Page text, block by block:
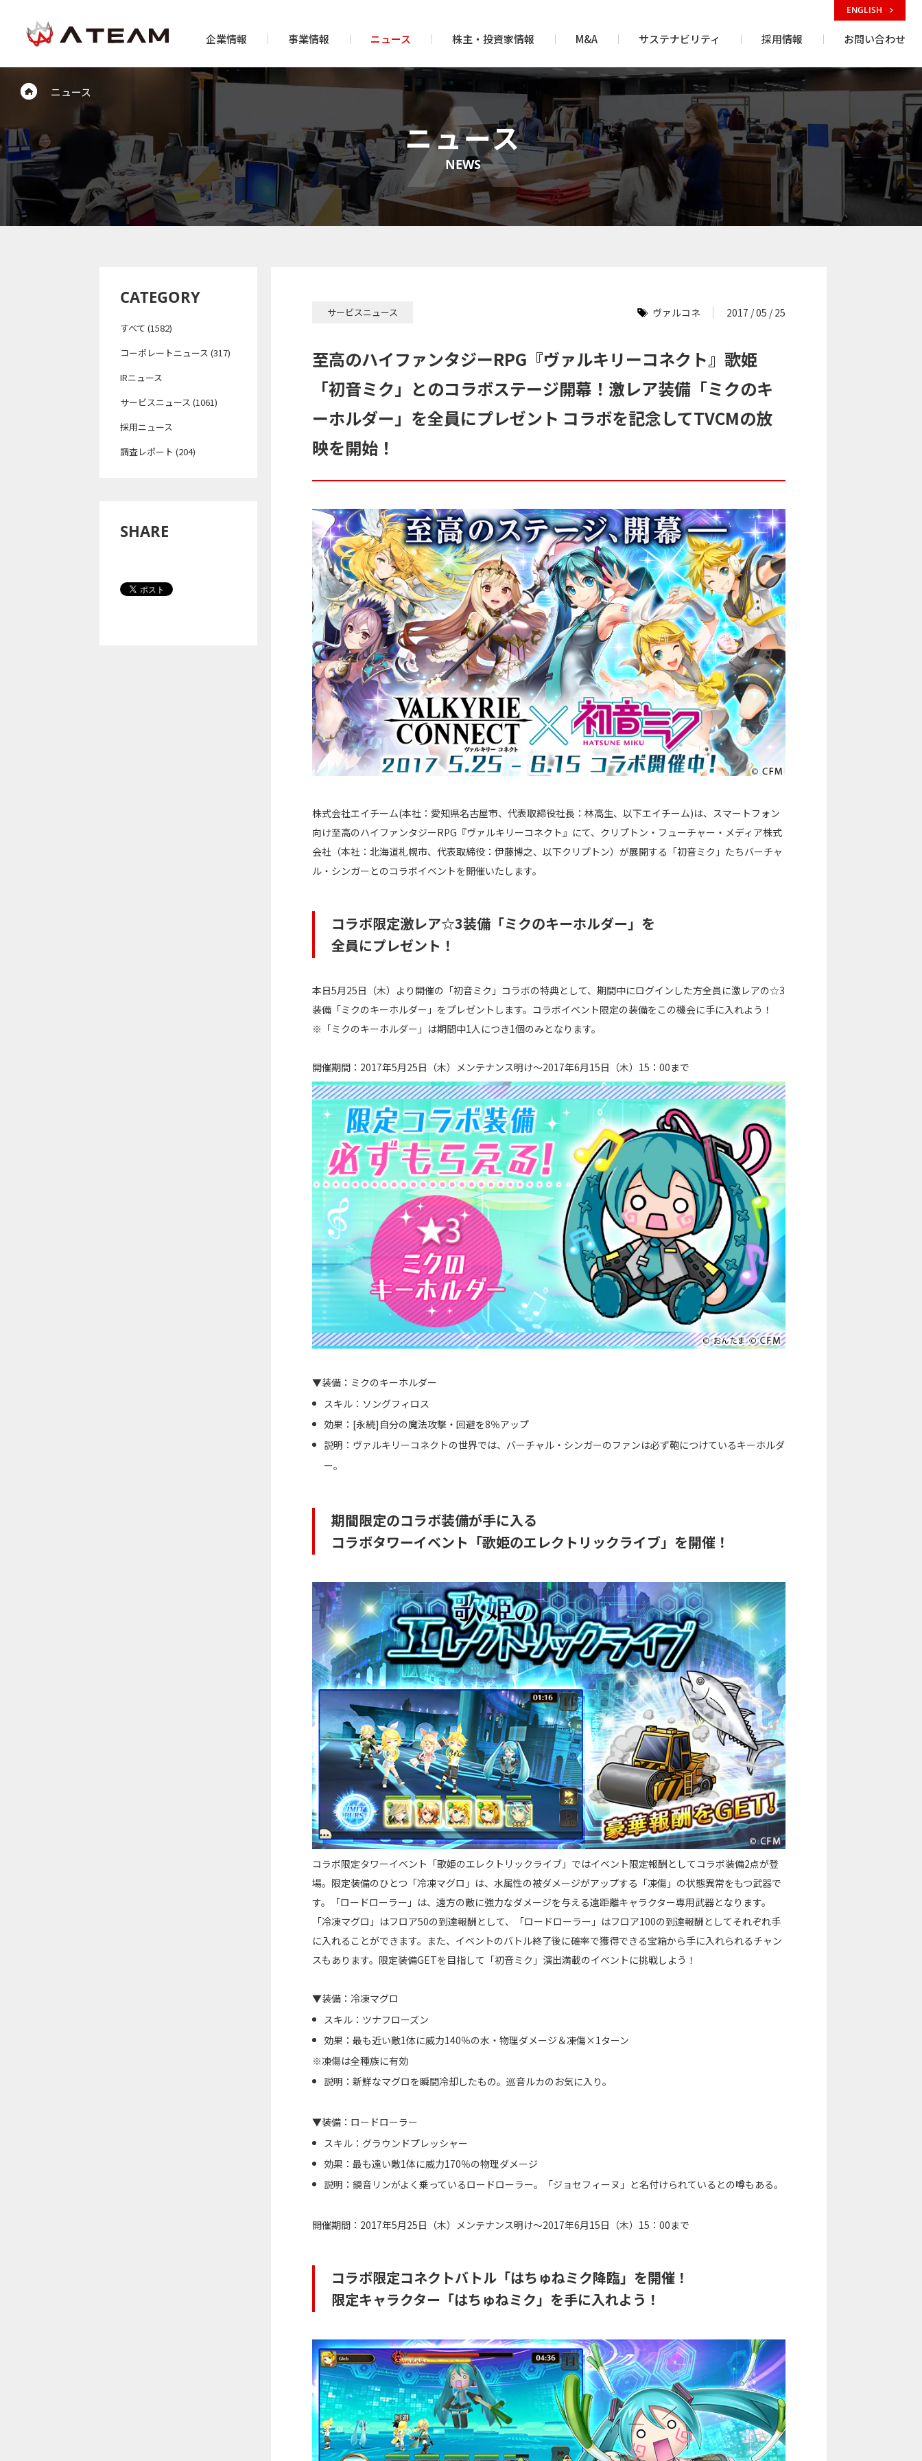
企業情報 事業情報 ニュース 株主・投資家情報 M&A サステナビリティ 採用情報 お問い合わせ
ENGLISH
ニュース
ニュース
NEWS
CATEGORY
すべて (1582)
コーポレートニュース (317)
IRニュース
サービスニュース (1061)
採用ニュース
調査レポート (204)
SHARE
サービスニュース ヴァルコネ 2017 / 05 / 25
至高のハイファンタジーRPG『ヴァルキリーコネクト』歌姫
「初音ミク」とのコラボステージ開幕！激レア装備「ミクのキ
ーホルダー」を全員にプレゼント コラボを記念してTVCMの放
映を開始！
株式会社エイチーム(本社：愛知県名古屋市、代表取締役社長：林高生、以下エイチーム)は、スマートフォン
向け至高のハイファンタジーRPG『ヴァルキリーコネクト』にて、クリプトン・フューチャー・メディア株式
会社（本社：北海道札幌市、代表取締役：伊藤博之、以下クリプトン）が展開する「初音ミク」たちバーチャ
ル・シンガーとのコラボイベントを開催いたします。
コラボ限定激レア☆3装備「ミクのキーホルダー」を
全員にプレゼント！
本日5月25日（木）より開催の「初音ミク」コラボの特典として、期間中にログインした方全員に激レアの☆3
装備「ミクのキーホルダー」をプレゼントします。コラボイベント限定の装備をこの機会に手に入れよう！
※「ミクのキーホルダー」は期間中1人につき1個のみとなります。
開催期間：2017年5月25日（木）メンテナンス明け～2017年6月15日（木）15：00まで
▼装備：ミクのキーホルダー
スキル：ソングフィロス
効果：[永続]自分の魔法攻撃・回避を8％アップ
説明：ヴァルキリーコネクトの世界では、バーチャル・シンガーのファンは必ず鞄につけているキーホルダ
ー。
期間限定のコラボ装備が手に入る
コラボタワーイベント「歌姫のエレクトリックライブ」を開催！
コラボ限定タワーイベント「歌姫のエレクトリックライブ」ではイベント限定報酬としてコラボ装備2点が登
場。限定装備のひとつ「冷凍マグロ」は、水属性の被ダメージがアップする「凍傷」の状態異常をもつ武器で
す。「ロードローラー」は、遠方の敵に強力なダメージを与える遠距離キャラクター専用武器となります。
「冷凍マグロ」はフロア50の到達報酬として、「ロードローラー」はフロア100の到達報酬としてそれぞれ手
に入れることができます。また、イベントのバトル終了後に確率で獲得できる宝箱から手に入れられるチャン
スもあります。限定装備GETを目指して「初音ミク」演出満載のイベントに挑戦しよう！
▼装備：冷凍マグロ
スキル：ツナフローズン
効果：最も近い敵1体に威力140％の水・物理ダメージ＆凍傷×1ターン
※凍傷は全種族に有効
説明：新鮮なマグロを瞬間冷却したもの。巡音ルカのお気に入り。
▼装備：ロードローラー
スキル：グラウンドプレッシャー
効果：最も遠い敵1体に威力170％の物理ダメージ
説明：鏡音リンがよく乗っているロードローラー。「ジョセフィーヌ」と名付けられているとの噂もある。
開催期間：2017年5月25日（木）メンテナンス明け～2017年6月15日（木）15：00まで
コラボ限定コネクトバトル「はちゅねミク降臨」を開催！
限定キャラクター「はちゅねミク」を手に入れよう！